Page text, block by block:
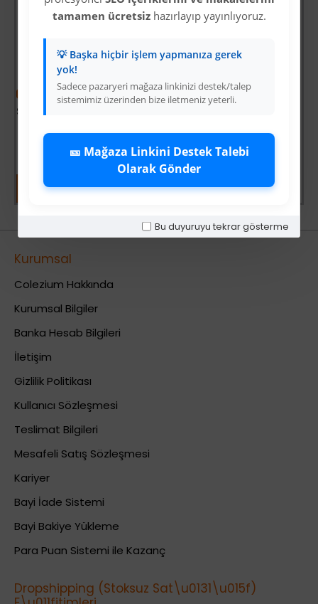
tamamen ücretsizhazırlayıp yayınlıyoruz.
💡 Başka hiçbir işlem yapmanıza gerek
yok!
Sadece pazaryeri mağaza linkinizi destek/talep
sistemimiz üzerinden bize iletmeniz yeterli.
🎫 Mağaza Linkini Destek Talebi
Olarak Gönder
Bu duyuruyu tekrar gösterme
Üyelere Özel Fiyat
Kurumsal
Colezium Hakkında
Kurumsal Bilgiler
Banka Hesab Bilgileri
İletişim
Gizlilik Politikası
Kullanıcı Sözleşmesi
Teslimat Bilgileri
Mesafeli Satış Sözleşmesi
Kariyer
Bayi İade Sistemi
Bayi Bakiye Yükleme
Para Puan Sistemi ile Kazanç
Dropshipping (Stoksuz Sat\u0131\u015f)